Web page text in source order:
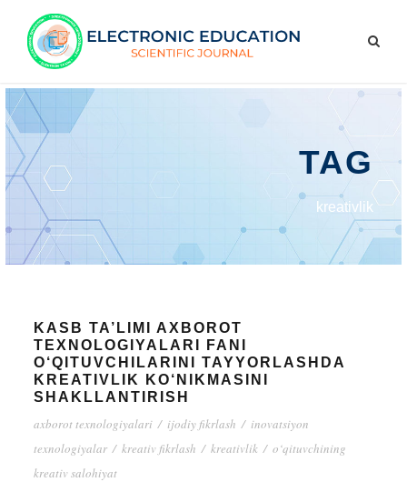
TAG
kreativlik
KASB TA’LIMI AXBOROT
TEXNOLOGIYALARI FANI
O‘QITUVCHILARINI TAYYORLASHDA
KREATIVLIK KO‘NIKMASINI
SHAKLLANTIRISH
axborot texnologiyalari / ijodiy fikrlash / inovatsiyon
texnologiyalar / kreativ fikrlash / kreativlik / o‘qituvchining
kreativ salohiyat